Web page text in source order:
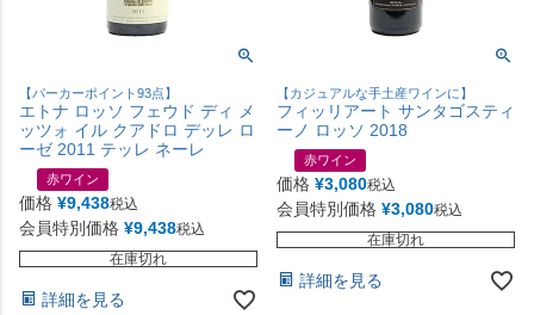
【パーカーポイント93点】
エトナ ロッソ フェウド ディ メ
ッツォ イル クアドロ デッレ ロ
ーゼ 2011 テッレ ネーレ
赤ワイン
価格 ¥9,438税込
会員特別価格 ¥9,438税込
在庫切れ
詳細を見る
【カジュアルな手土産ワインに】
フィッリアート サンタゴスティ
ーノ ロッソ 2018
赤ワイン
価格 ¥3,080税込
会員特別価格 ¥3,080税込
在庫切れ
詳細を見る